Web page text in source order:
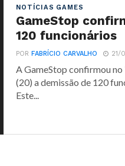
NOTÍCIAS GAMES
GameStop
120 funcionários
PORFABRÍCIO CARVALHO 21/
A GameStop confirmou
(20) a demissão de 120
Este...